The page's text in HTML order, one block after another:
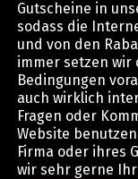
Gutscheine in
sodass die
und von den
immer setzen
Bedingungen
auch wirklich
Fragen oder
Website
Firma oder ihres
wir sehr gerne